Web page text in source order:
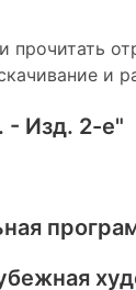
и
- Изд. 2-е"